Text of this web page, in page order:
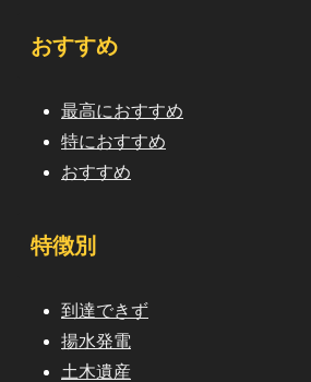
おすすめ
最高におすすめ
特におすすめ
おすすめ
特徴別
到達できず
揚水発電
土木遺産